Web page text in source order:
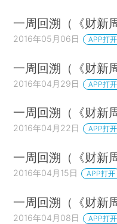
一周回溯（《财新
2016年05月06日 APP打开
一周回溯（《财新
2016年04月29日 APP打开
一周回溯（《财新
2016年04月22日 APP打开
一周回溯（《财新
2016年04月15日 APP打开
一周回溯（《财新
2016年04月08日 APP打开